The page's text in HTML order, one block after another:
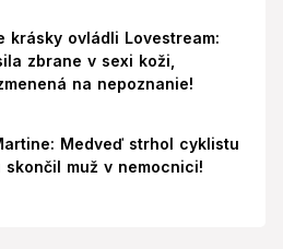
krásky ovládli Lovestream:
zbrane v sexi koži,
na nepoznanie!
Medveď strhol cyklistu
skončil muž v nemocnici!